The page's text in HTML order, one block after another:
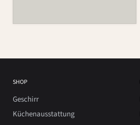
SHOP
Geschirr
Küchenausstattung